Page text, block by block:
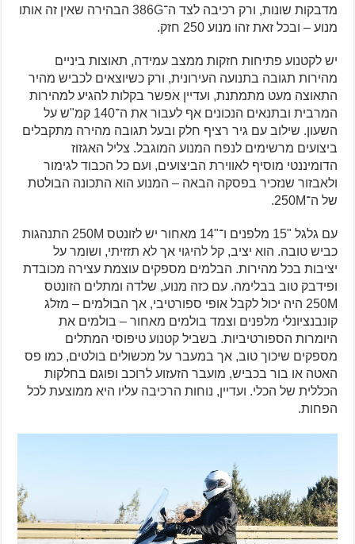
מדבקות שונות, ורק רכיבה לצד ה־386G הבהירה שאין זה אותו
מנוע – ובכל זאת זהו מנוע 250 חזק.
יש לקטנוע פתיחות חזקות ממצב עמידה, תאוצות ביניים
מהירות תגובה בתנועה העירונית, ורק כשיוצאים לכביש מהיר
התאוצה מעט מתמתנת, ועדיין אפשר בקלות להגיע למהירות
המרבית ובתנאים הנכונים אף לעבור את ה־140 קמ"ש על
השעון. שילוב עם גיר רציף חלק ובעל תגובה מהירה מתקבלים
ביצועים מרשימים לנפח המנוע המוגבל. צליל האגזוז
הדומיננטי מוסיף לאווירת הביצועים, ועם כל הכבוד לגימור
ולאבזור שנזכיר בפסקה הבאה – המנוע הוא התכונה הבולטת
של ה־250M.
עם גלגל "15 מלפנים ו־"14 מאחור יש לזונטס 250M התנהגות
כביש טובה. הוא יציב, קל להיגוי אך לא תזזיתי, ושומר על
יציבות בכל מהירות. הבלמים מספקים עוצמת עצירה מכובדת
ופידבק טוב בבלימה. עם כזה מנוע, שלדה ומתלים הזונטס
250M היה יכול לקבל אופי ספורטיבי, אך הבולמים – מזלג
קונבנציונלי מלפנים וצמד בולמים מאחור – בולמים את
היומרות הספורטיביות. בשביל קטנוע טיפוסי המתלים
מספקים שיכוך טוב, אך במעבר על מכשולים בולטים, כמו פס
האטה או בור בכביש, מועבר הזעזוע לרוכב ופוגם בחלקות
הכללית של הכלי. ועדיין, נוחות הרכיבה עליו היא ממוצעת לכל
הפחות.